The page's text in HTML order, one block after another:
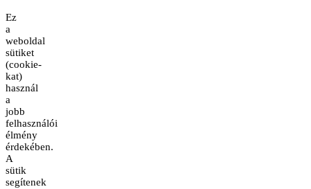
Ez
a
weboldal
sütiket
(cookie-
kat)
használ
a
jobb
felhasználói
élmény
érdekében.
A
sütik
segítenek